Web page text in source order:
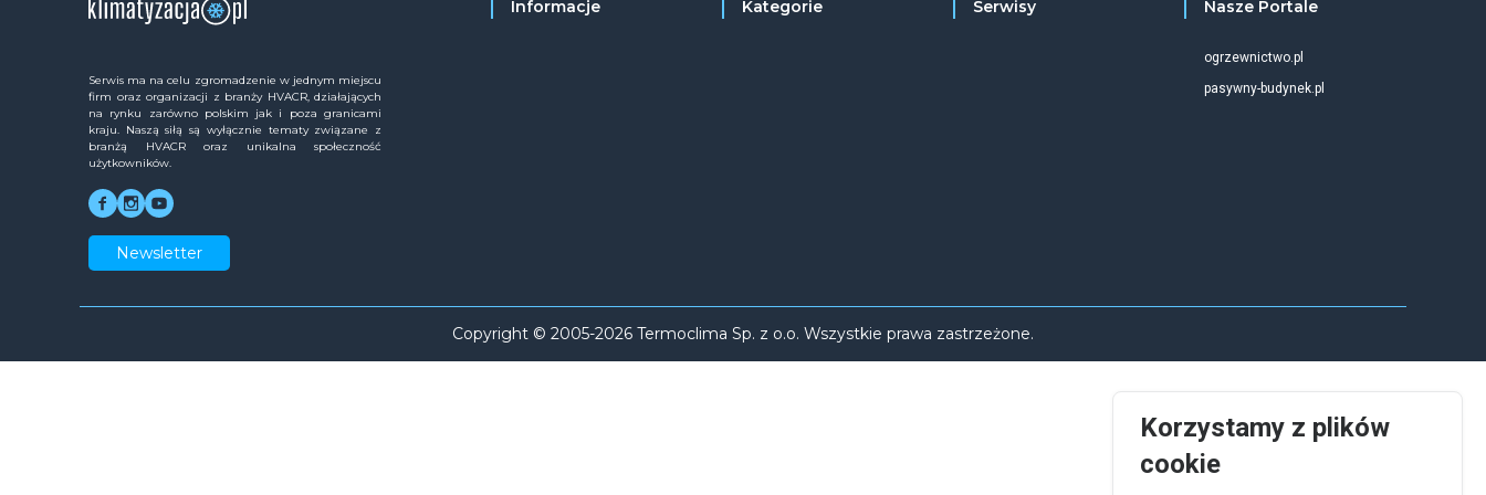
Serwis ma na celu zgromadzenie w jednym miejscu
firm oraz organizacji z branży HVACR, działających
na rynku zarówno polskim jak i poza granicami
kraju. Naszą siłą są wyłącznie tematy związane z
branżą HVACR oraz unikalna społeczność
użytkowników.
Newsletter
Informacje Kategorie Serwisy Nasze Portale
ogrzewnictwo.pl
pasywny-budynek.pl
Copyright © 2005-2026 Termoclima Sp. z o.o. Wszystkie prawa zastrzeżone.
Korzystamy z plików
cookie